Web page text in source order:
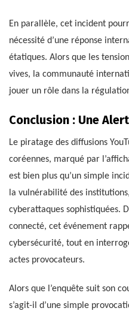
En parallèle, cet incident
nécessité d’une réponse
étatiques. Alors que les
vives, la communauté
jouer un rôle dans la
Conclusion : Une
Le piratage des diffusions
coréennes, marqué par
est bien plus qu’un simple
la vulnérabilité des
cyberattaques sophistiquées.
connecté, cet événement
cybersécurité, tout en
actes provocateurs.
Alors que l’enquête suit son
s’agit-il d’une simple